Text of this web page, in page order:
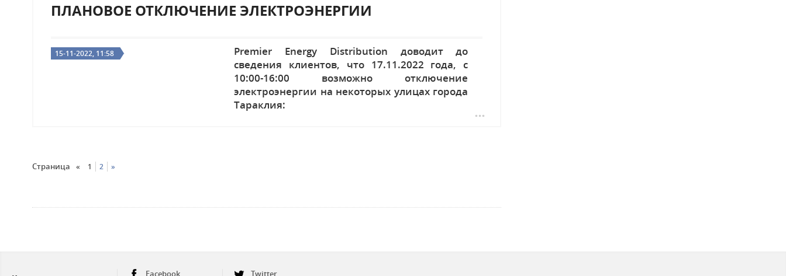
ПЛАНОВОЕ ОТКЛЮЧЕНИЕ ЭЛЕКТРОЭНЕРГИИ
15-11-2022, 11:58
Premier Energy Distribution доводит до
сведения клиентов, что 17.11.2022 года, с
10:00-16:00 возможно отключение
электроэнергии на некоторых улицах города
Тараклия:
Страница « 1 2 »
Facebook Twitter